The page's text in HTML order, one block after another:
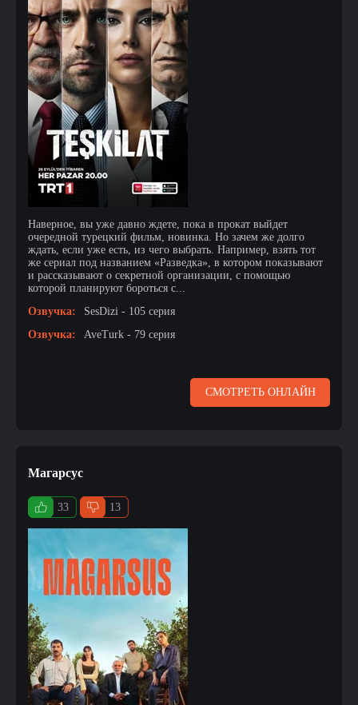
Наверное, вы уже давно ждете, пока в прокат выйдет
очередной турецкий фильм, новинка. Но зачем же долго
ждать, если уже есть, из чего выбрать. Например, взять тот
же сериал под названием «Разведка», в котором показывают
и рассказывают о секретной организации, с помощью
которой планируют бороться с...
Озвучка:
SesDizi - 105 серия
Озвучка:
AveTurk - 79 серия
СМОТРЕТЬ ОНЛАЙН
Магарсус
33 13